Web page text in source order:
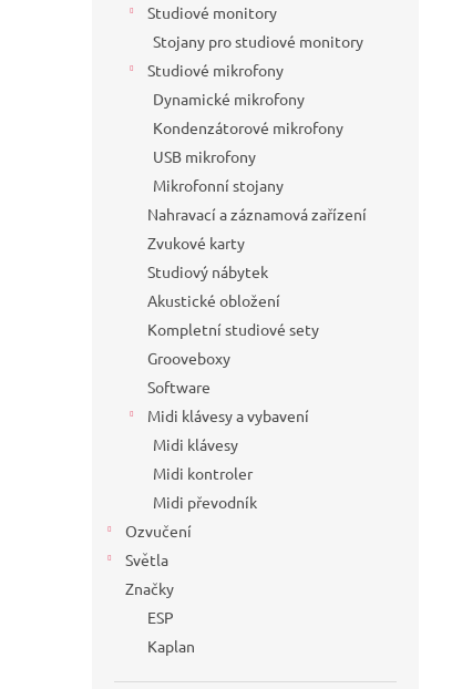
Studiové monitory
Stojany pro studiové monitory
Studiové mikrofony
Dynamické mikrofony
Kondenzátorové mikrofony
USB mikrofony
Mikrofonní stojany
Nahravací a záznamová zařízení
Zvukové karty
Studiový nábytek
Akustické obložení
Kompletní studiové sety
Grooveboxy
Software
Midi klávesy a vybavení
Midi klávesy
Midi kontroler
Midi převodník
Ozvučení
Světla
Značky
ESP
Kaplan